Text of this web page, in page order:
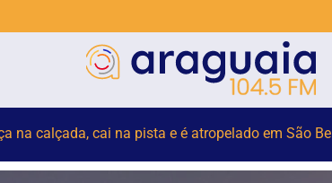
para monitorar desinformação e IA nas eleições